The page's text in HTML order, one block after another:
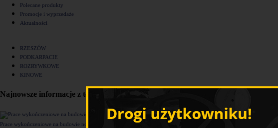
Polecane produkty
Promocje i wyprzedaże
Aktualności
RZESZÓW
PODKARPACIE
ROZRYWKOWE
KINOWE
Najnowsze informacje z tego działu
Prace wykończeniowe na budowie nowego komisariatu Policji w Rzeszowie [ZDJĘCIA]